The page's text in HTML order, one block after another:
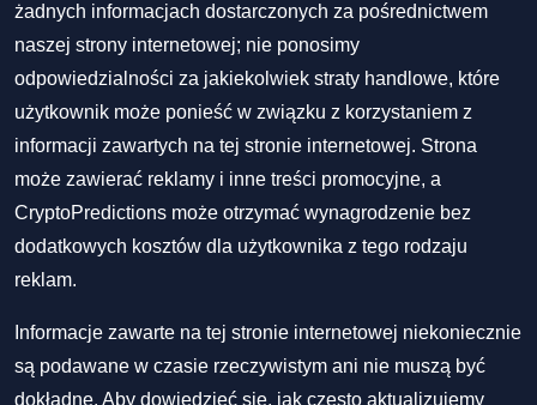
żadnych informacjach dostarczonych za pośrednictwem
naszej strony internetowej; nie ponosimy
odpowiedzialności za jakiekolwiek straty handlowe, które
użytkownik może ponieść w związku z korzystaniem z
informacji zawartych na tej stronie internetowej. Strona
może zawierać reklamy i inne treści promocyjne, a
CryptoPredictions może otrzymać wynagrodzenie bez
dodatkowych kosztów dla użytkownika z tego rodzaju
reklam.
Informacje zawarte na tej stronie internetowej niekoniecznie
są podawane w czasie rzeczywistym ani nie muszą być
dokładne. Aby dowiedzieć się, jak często aktualizujemy